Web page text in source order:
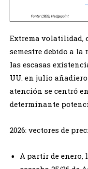
Extrema volatilidad,
semestre debido a
las escasas
UU. en julio
atención se centró
determinante
2026: vectores de
A partir de enero,